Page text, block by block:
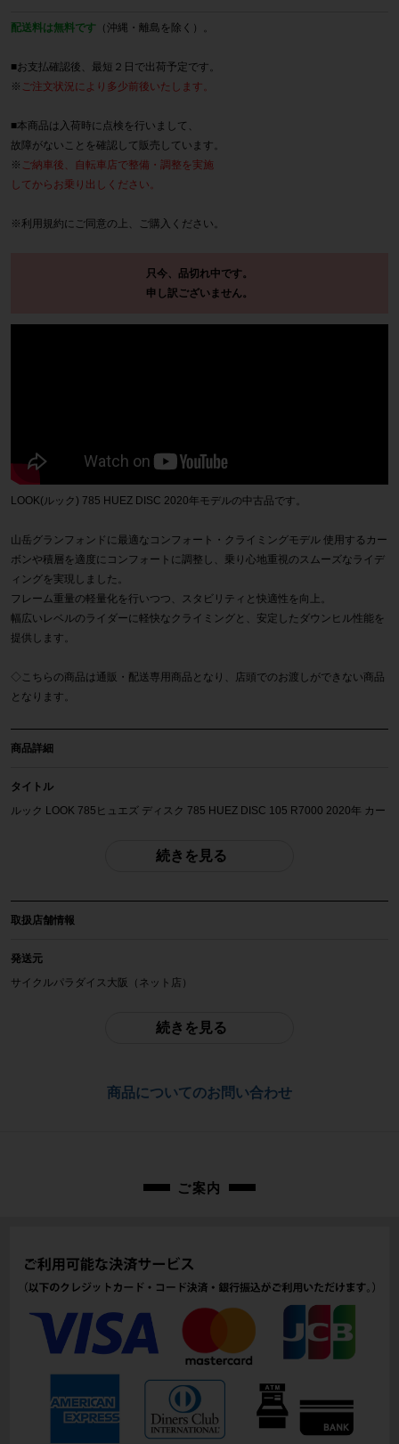
配送料は無料です （沖縄・離島を除く）。
■お支払確認後、最短２日で出荷予定です。
※ ご注文状況により多少前後いたします。
■本商品は入荷時に点検を行いまして、
故障がないことを確認して販売しています。
※ ご納車後、自転車店で整備・調整を実施
してからお乗り出しください。
※ 利用規約にご同意の上、ご購入ください。
只今、品切れ中です。
申し訳ございません。
LOOK(ルック) 785 HUEZ DISC 2020年モデルの中古品です。
山岳グランフォンドに最適なコンフォート・クライミングモデル 使用するカー
ボンや積層を適度にコンフォートに調整し、乗り心地重視のスムーズなライデ
ィングを実現しました。
フレーム重量の軽量化を行いつつ、スタビリティと快適性を向上。
幅広いレベルのライダーに軽快なクライミングと、安定したダウンヒル性能を
提供します。
◇こちらの商品は通販・配送専用商品となり、店頭でのお渡しができない商品
となります。
商品詳細
タイトル
ルック LOOK 785ヒュエズ ディスク 785 HUEZ DISC 105 R7000 2020年 カー
年式
2020年
参考価格
173cm - 183cm (あくまで目安です)
161mm
シートチューブ
530mm
トップチューブ
続きを見る
取扱店舗情報
発送元
サイクルパラダイス大阪（ネット店）
続きを見る
商品についてのお問い合わせ
ご案内